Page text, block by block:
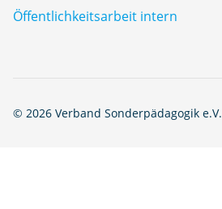
Öffentlichkeitsarbeit intern
© 2026 Verband Sonderpädagogik e.V.